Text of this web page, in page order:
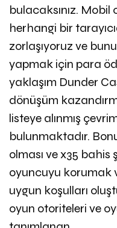
bulacaksınız. Mobil
herhangi bir
zorlaşıyoruz ve
yapmak için para
yaklaşım Dunder
dönüşüm
listeye alınmış
bulunmaktadır.
olması ve x35 bahis
oyuncuyu korumak
uygun koşulları
oyun otoriteleri ve